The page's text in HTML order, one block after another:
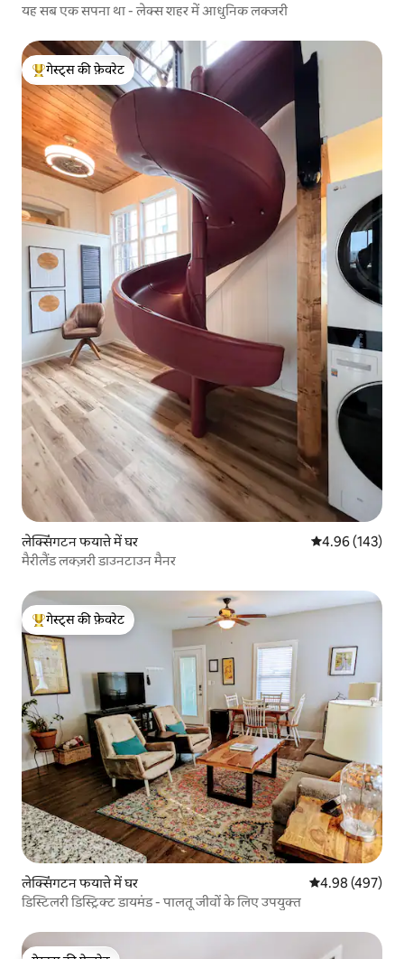
यह सब एक सपना था - लेक्स शहर में आधुनिक लक्जरी
गेस्ट्स का टॉप फ़ेवरेट
गेस्ट्स की फ़ेवरेट
लेक्सिंगटन फयात्ते में घर औसत रेटिंग 5 में से
4.96 (143)
मैरीलैंड लक्ज़री डाउनटाउन मैनर
गेस्ट्स का टॉप फ़ेवरेट
गेस्ट्स की फ़ेवरेट
लेक्सिंगटन फयात्ते में घर औसत रेटिंग 5 में से
4.98 (497)
डिस्टिलरी डिस्ट्रिक्ट डायमंड - पालतू जीवों के लिए उपयुक्त